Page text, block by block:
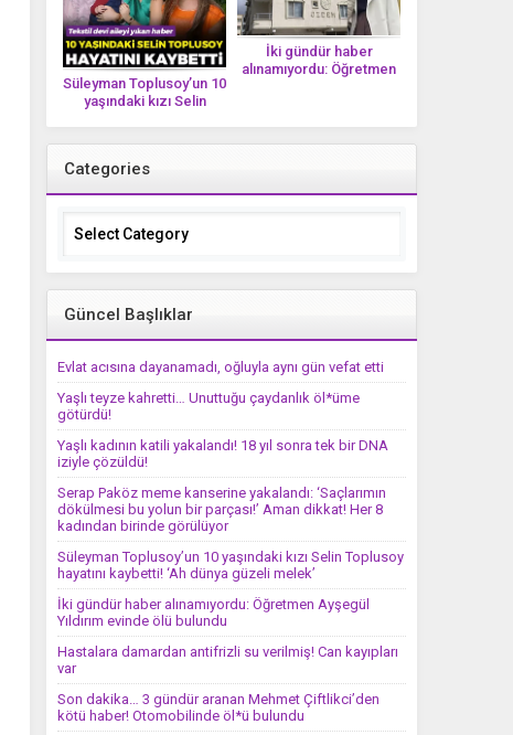
Süleyman Toplusoy’un 10
yaşındaki kızı Selin
İki gündür haber
alınamıyordu: Öğretmen
Categories
Categories
Güncel Başlıklar
Evlat acısına dayanamadı, oğluyla aynı gün vefat etti
Yaşlı teyze kahretti… Unuttuğu çaydanlık öl*üme
götürdü!
Yaşlı kadının katili yakalandı! 18 yıl sonra tek bir DNA
iziyle çözüldü!
Serap Paköz meme kanserine yakalandı: ‘Saçlarımın
dökülmesi bu yolun bir parçası!’ Aman dikkat! Her 8
kadından birinde görülüyor
Süleyman Toplusoy’un 10 yaşındaki kızı Selin Toplusoy
hayatını kaybetti! ‘Ah dünya güzeli melek’
İki gündür haber alınamıyordu: Öğretmen Ayşegül
Yıldırım evinde ölü bulundu
Hastalara damardan antifrizli su verilmiş! Can kayıpları
var
Son dakika… 3 gündür aranan Mehmet Çiftlikci’den
kötü haber! Otomobilinde öl*ü bulundu